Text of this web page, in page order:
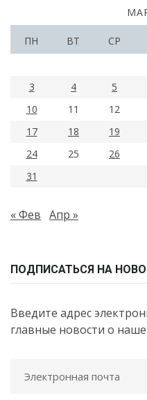
ПН ВТ СР
3
4 5
10
11 12
17
18 19
24
25 26
31
« Фев Апр »
ПОДПИСАТЬСЯ НА
Введите адрес
главные новости о